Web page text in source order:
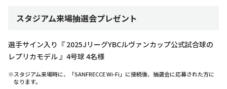
スタジアム来場抽選会プレゼント
選手サイン入り『 2025JリーグYBCルヴァンカップ公式試合球の
レプリカモデル 』4号球 4名様
※スタジアム来場時に、「SANFRECCE Wi-Fi」に接続後、抽選会に応募された方に
なります。